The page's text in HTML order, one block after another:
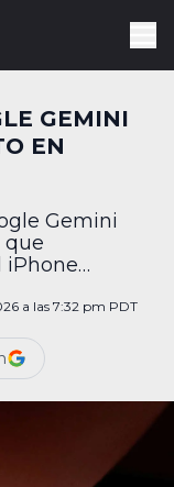
GEMINI
EN
Gemini
que
iPhone
a las 7:32 pm PDT